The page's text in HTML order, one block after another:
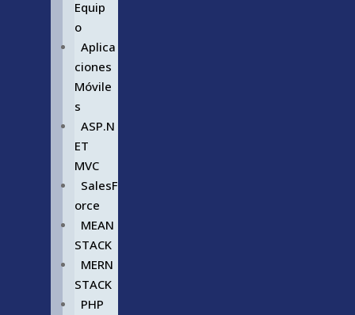
Equip
o
Aplica
ciones
Móvile
s
ASP.N
ET
MVC
SalesF
orce
MEAN
STACK
MERN
STACK
PHP